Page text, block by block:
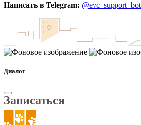
Написать в Telegram: @evc_support_bot
Диалог
Записаться